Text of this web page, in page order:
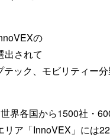
の
出されて
ック、モビリティー
界各国から1500社・
ア「InnoVEX」には